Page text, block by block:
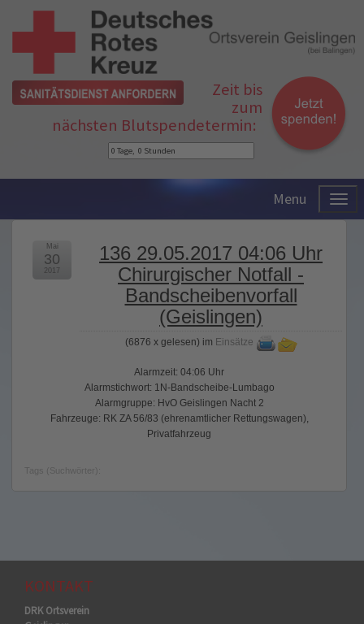
Zeit bis
zum
nächsten Blutspendetermin:
Menu
136 29.05.2017 04:06 Uhr
Chirurgischer Notfall -
Bandscheibenvorfall
(Geislingen)
(6876 x gelesen) im Einsätze
Mai
30
2017
Alarmzeit: 04:06 Uhr
Alarmstichwort: 1N-Bandscheibe-Lumbago
Alarmgruppe: HvO Geislingen Nacht 2
Fahrzeuge: RK ZA 56/83 (ehrenamtlicher Rettungswagen),
Privatfahrzeug
Tags (Suchwörter):
KONTAKT
DRK Ortsverein